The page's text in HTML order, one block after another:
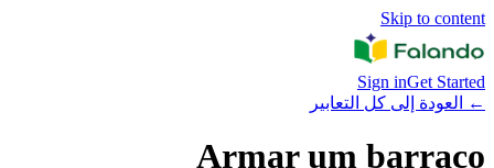
Skip to content
Sign inGet Started
←
العودة إلى كل التعابير
Armar um barraco